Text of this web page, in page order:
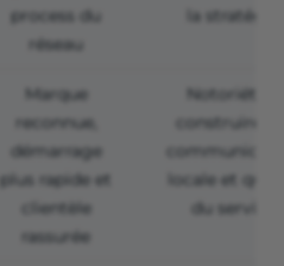
process du
réseau
la stratégie
Marque
reconnue,
démarrage
plus rapide et
clientèle
rassurée
Notoriété à
construire
locale et
du service